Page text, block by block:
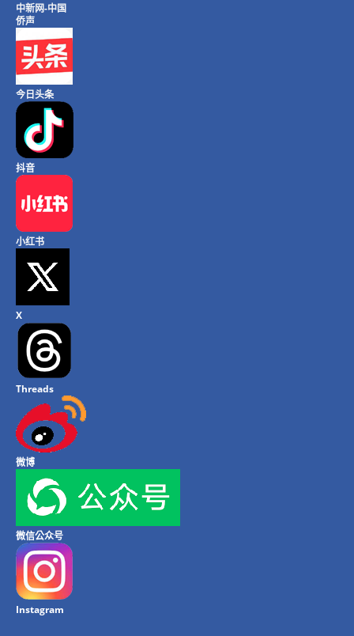
中新网-中国
侨声
今日头条
抖音
小红书
X
Threads
微博
微信公众号
Instagram